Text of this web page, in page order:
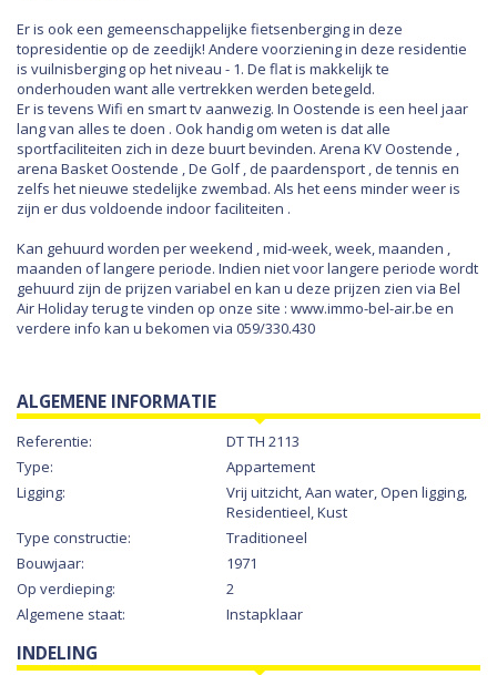
Er is ook een gemeenschappelijke fietsenberging in deze
topresidentie op de zeedijk! Andere voorziening in deze residentie
is vuilnisberging op het niveau - 1. De flat is makkelijk te
onderhouden want alle vertrekken werden betegeld.
Er is tevens Wifi en smart tv aanwezig. In Oostende is een heel jaar
lang van alles te doen . Ook handig om weten is dat alle
sportfaciliteiten zich in deze buurt bevinden. Arena KV Oostende ,
arena Basket Oostende , De Golf , de paardensport , de tennis en
zelfs het nieuwe stedelijke zwembad. Als het eens minder weer is
zijn er dus voldoende indoor faciliteiten .
Kan gehuurd worden per weekend , mid-week, week, maanden ,
maanden of langere periode. Indien niet voor langere periode wordt
gehuurd zijn de prijzen variabel en kan u deze prijzen zien via Bel
Air Holiday terug te vinden op onze site : www.immo-bel-air.be en
verdere info kan u bekomen via 059/330.430
ALGEMENE INFORMATIE
Referentie:
DT TH 2113
Type:
Appartement
Ligging:
Vrij uitzicht, Aan water, Open ligging,
Residentieel, Kust
Type constructie:
Traditioneel
Bouwjaar:
1971
Op verdieping:
2
Algemene staat:
Instapklaar
INDELING